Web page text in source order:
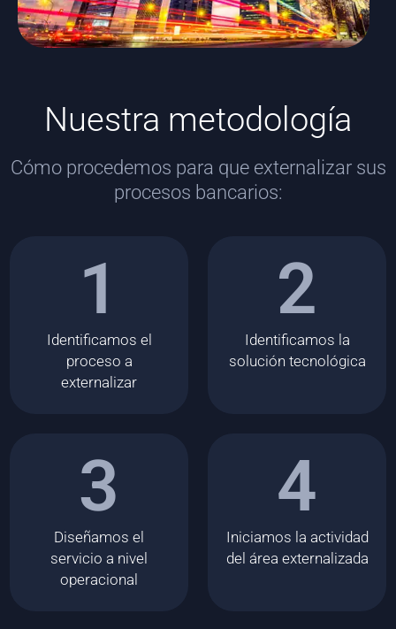
Nuestra metodología
Cómo procedemos para que externalizar sus
procesos bancarios:
1
Identificamos el
proceso a
externalizar
2
Identificamos la
solución tecnológica
3
Diseñamos el
servicio a nivel
operacional
4
Iniciamos la actividad
del área externalizada